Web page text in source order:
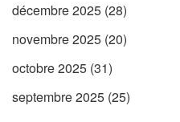
décembre 2025 (28)
novembre 2025 (20)
octobre 2025 (31)
septembre 2025 (25)